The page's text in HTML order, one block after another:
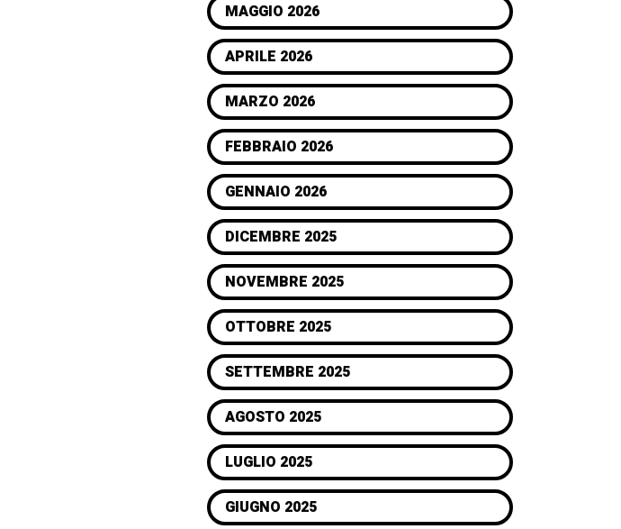
MAGGIO 2026
APRILE 2026
MARZO 2026
FEBBRAIO 2026
GENNAIO 2026
DICEMBRE 2025
NOVEMBRE 2025
OTTOBRE 2025
SETTEMBRE 2025
AGOSTO 2025
LUGLIO 2025
GIUGNO 2025